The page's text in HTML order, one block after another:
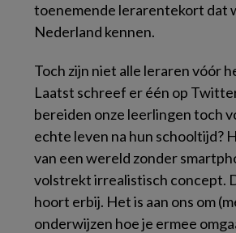
toenemende lerarentekort dat
Nederland kennen.
Toch zijn niet alle leraren vóór
Laatst schreef er één op
bereiden onze leerlingen toch
echte leven na hun schooltijd?
van een wereld zonder
volstrekt irrealistisch concept.
hoort erbij. Het is aan ons om
onderwijzen hoe je ermee